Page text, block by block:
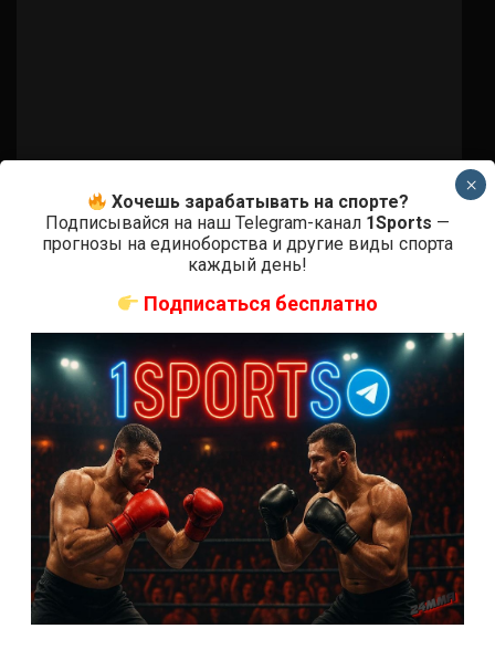
Сяо Нань Ян – Сиюри Кондо
7 лет тому назад Решит Сабитов
(далее…)
Хочешь зарабатывать на спорте?
Подписывайся на наш Telegram-канал 1Sports —
прогнозы на единоборства и другие виды спорта
каждый день!
Подписаться бесплатно
×